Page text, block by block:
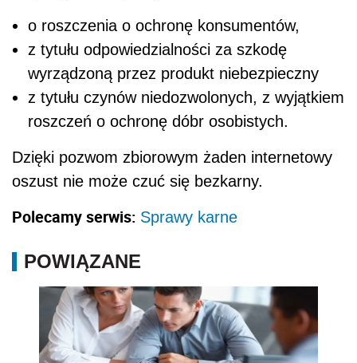
o roszczenia o ochronę konsumentów,
z tytułu odpowiedzialności za szkodę
wyrządzoną przez produkt niebezpieczny
z tytułu czynów niedozwolonych, z wyjątkiem
roszczeń o ochronę dóbr osobistych.
Dzięki pozwom zbiorowym żaden internetowy
oszust nie może czuć się bezkarny.
Polecamy serwis: Sprawy karne
POWIĄZANE